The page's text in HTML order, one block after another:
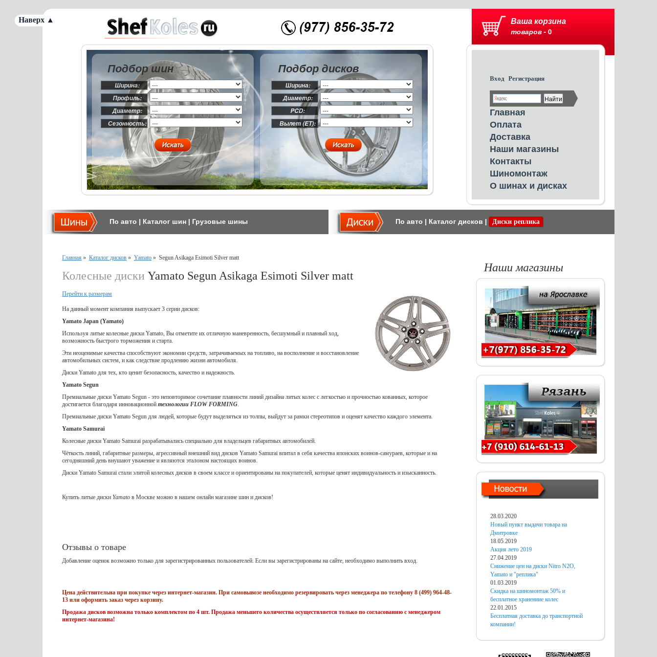
Ваша корзина
товаров - 0
Вход Регистрация
Главная
Оплата
Доставка
Наши магазины
Контакты
Шиномонтаж
О шинах и дисках
Подбор шин
Ширина:
Профиль:
Диаметр:
Сезонность:
Подбор дисков
Ширина:
Диаметр:
PCD:
Вылет (ET):
По авто | Каталог шин | Грузовые шины По авто | Каталог дисков | Диски реплика
Главная » Каталог дисков » Yamato » Segun Asikaga Esimoti Silver matt
Колесные диски Yamato Segun Asikaga Esimoti Silver matt
Перейти к размерам
На данный момент компания выпускает 3 серии дисков:
Yamato Japan (Yamato)
Используя литые колесные диски Yamato, Вы отметите их отличную маневренность, бесшумный и плавный ход,
возможность быстрого торможения и старта.
Эти неоценимые качества способствуют экономии средств, затрачиваемых на топливо, на восполнение и восстановление
автомобильных систем, и как следствие продлению жизни автомобиля.
Диски Yamato для тех, кто ценит безопасность, качество и надежность.
Yamato Segun
Премиальные диски Yamato Segun - это неповторимое сочетание плавности линий дизайна литых колес с легкостью и прочностью кованных, которое
достигается благодаря инновационной технологии FLOW FORMING.
Премиальные диски Yamato Segun для людей, которые будут выделяться из толпы, выйдут за рамки стереотипов и оценят качество каждого элемента.
Yamato Samurai
Колесные диски Yamato Samurai разрабатывались специально для владельцев габаритных автомобилей.
Чёткость линий, габаритные размеры, агрессивный внешний вид дисков Yamato Samurai впитал в себя качества японских воинов-самураев, которые и на
сегодняшний день внушают уважение и являются эталоном настоящих воинов.
Диски Yamato Samurai стали элитой колесных дисков в своем классе и ориентированы на покупателей, которые ценят индивидуальность и изысканность.
Купить литые диски Yamato в Москве можно в нашем онлайн магазине шин и дисков!
Отзывы о товаре
Добавление оценок возможно только для зарегистрированных пользователей. Если вы зарегистрированы на сайте, необходимо выполнить вход.
Цена действительна при покупке через интернет-магазин. При самовывозе необходимо резервировать через менеджера по телефону 8 (499) 964-48-
13 или оформить заказ через корзину.
Продажа дисков возможна только комплектом по 4 шт. Продажа меньшего количества осуществляется только по согласованию с менеджером
интернет-магазина!
Наши магазины
28.03.2020
Новый пункт выдачи товара на
Дмитровке
18.05.2019
Акция лето 2019
27.04.2019
Снижение цен на диски Nitro N2O,
Yamato и "реплика"
01.03.2019
Скидка на шиномонтаж 50% и
бесплатное хранениие колес
22.01.2015
Бесплатная доставка до транспортной
компании!
Наверх ▲